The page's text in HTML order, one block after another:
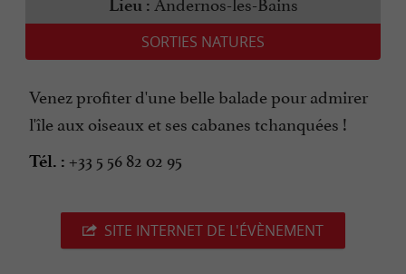
Lieu :
SORTIES NATURES
Venez profiter d'une belle balade pour admirer
l'île aux oiseaux et ses cabanes tchanquées !
Tél. : +33 5 56 82 02 95
SITE INTERNET DE L'ÉVÈNEMENT